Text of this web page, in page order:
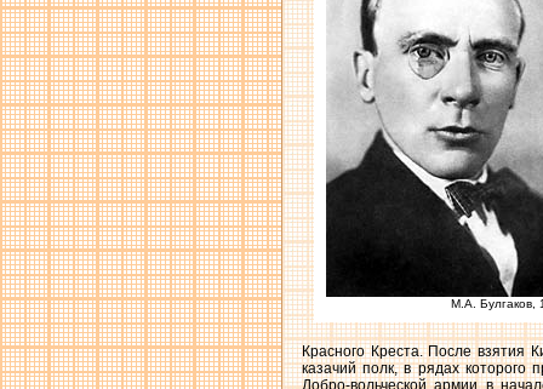
М.А. Булгаков,
Красного Креста. После взятия
казачий полк, в рядах которого